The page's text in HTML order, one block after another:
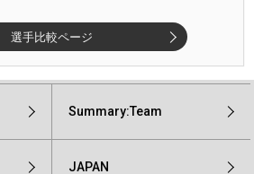
選手比較ページ
Summary:Team
JAPAN